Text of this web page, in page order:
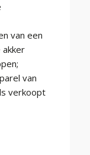
van een
van
verkoopt